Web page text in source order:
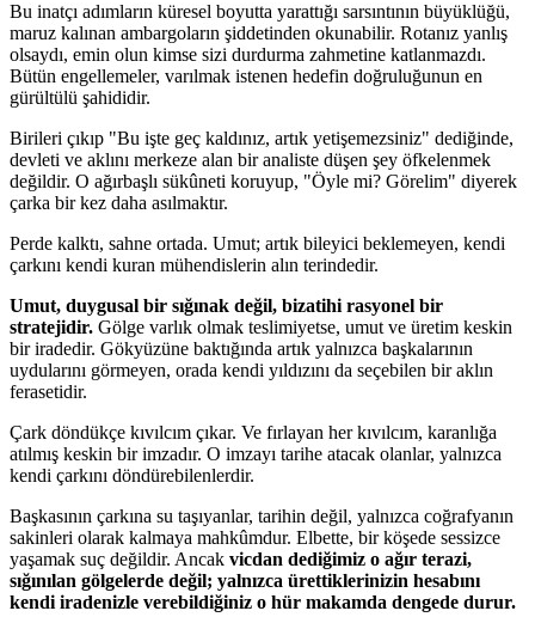
Bu inatçı adımların küresel boyutta yarattığı sarsıntının büyüklüğü,
maruz kalınan ambargoların şiddetinden okunabilir. Rotanız yanlış
olsaydı, emin olun kimse sizi durdurma zahmetine katlanmazdı.
Bütün engellemeler, varılmak istenen hedefin doğruluğunun en
gürültülü şahididir.
Birileri çıkıp "Bu işte geç kaldınız, artık yetişemezsiniz" dediğinde,
devleti ve aklını merkeze alan bir analiste düşen şey öfkelenmek
değildir. O ağırbaşlı sükûneti koruyup, "Öyle mi? Görelim" diyerek
çarka bir kez daha asılmaktır.
Perde kalktı, sahne ortada. Umut; artık bileyici beklemeyen, kendi
çarkını kendi kuran mühendislerin alın terindedir.
Umut, duygusal bir sığınak değil, bizatihi rasyonel bir
stratejidir. Gölge varlık olmak teslimiyetse, umut ve üretim keskin
bir iradedir. Gökyüzüne baktığında artık yalnızca başkalarının
uydularını görmeyen, orada kendi yıldızını da seçebilen bir aklın
ferasetidir.
Çark döndükçe kıvılcım çıkar. Ve fırlayan her kıvılcım, karanlığa
atılmış keskin bir imzadır. O imzayı tarihe atacak olanlar, yalnızca
kendi çarkını döndürebilenlerdir.
Başkasının çarkına su taşıyanlar, tarihin değil, yalnızca coğrafyanın
sakinleri olarak kalmaya mahkûmdur. Elbette, bir köşede sessizce
yaşamak suç değildir. Ancak vicdan dediğimiz o ağır terazi,
sığınılan gölgelerde değil; yalnızca ürettiklerinizin hesabını
kendi iradenizle verebildiğiniz o hür makamda dengede durur.